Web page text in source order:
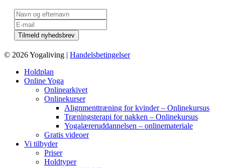
© 2026 Yogaliving | Handelsbetingelser
Holdplan
Online Yoga
Onlinearkivet
Onlinekurser
Alignmenttræning for kvinder – Onlinekursus
Træningsterapi for nakken – Onlinekursus
Yogalæreruddannelsen – onlinemateriale
Gratis videoer
Vi tilbyder
Priser
Holdtyper